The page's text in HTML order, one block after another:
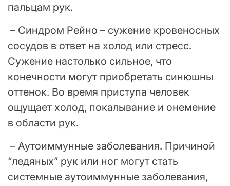
пальцам рук.
– Синдром Рейно – сужение кровеносных
сосудов в ответ на холод или стресс.
Сужение настолько сильное, что
конечности могут приобретать синюшны
оттенок. Во время приступа человек
ощущает холод, покалывание и онемение
в области рук.
– Аутоиммунные заболевания. Причиной
“ледяных” рук или ног могут стать
системные аутоиммунные заболевания,